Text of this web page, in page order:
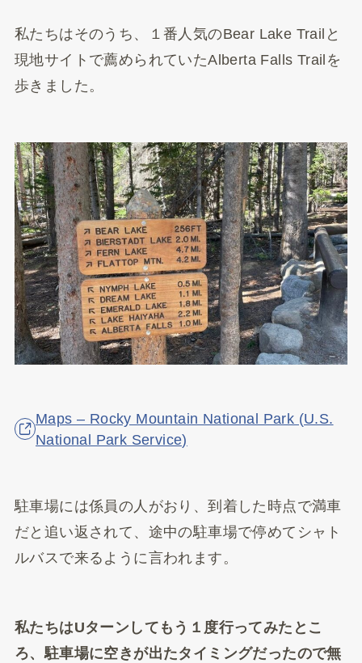
私たちはそのうち、１番人気のBear Lake Trailと
現地サイトで薦められていたAlberta Falls Trailを
歩きました。
Maps – Rocky Mountain National Park (U.S.
National Park Service)
駐車場には係員の人がおり、到着した時点で満車
だと追い返されて、途中の駐車場で停めてシャト
ルバスで来るように言われます。
私たちはUターンしてもう１度行ってみたとこ
ろ、駐車場に空きが出たタイミングだったので無